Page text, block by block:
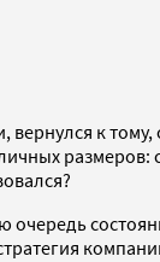
к
размеров: